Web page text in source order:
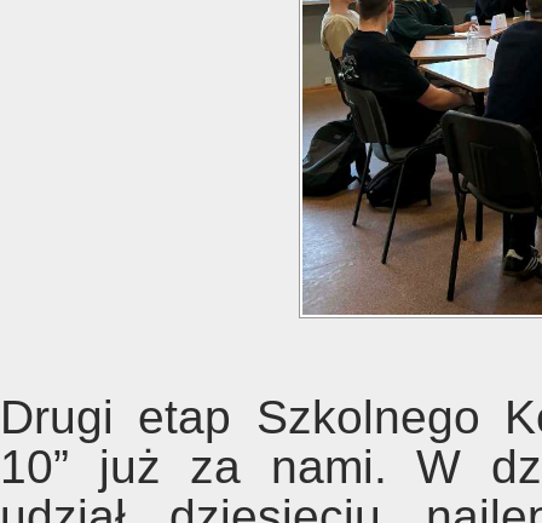
Drugi etap Szkolnego
10” już za nami. W